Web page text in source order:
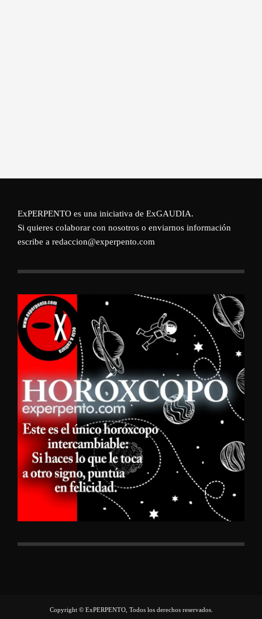
ExPERPENTO es una iniciativa de ExGAUDIA.
Si quieres colaborar con nosotros o enviarnos información
escribe a redaccion@experpento.com
Copyright © ExPERPENTO, Todos los derechos reservados.